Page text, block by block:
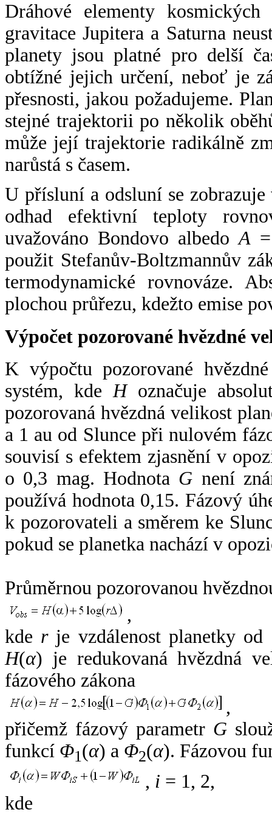
Dráhové elementy
gravitace Jupitera a Saturna
planety jsou platné pro delší
obtížné jejich určení, neboť je
přesnosti, jakou požadujeme.
stejné trajektorii po několik
může její trajektorie radikálně
narůstá s časem.
U přísluní a odsluní se
odhad efektivní teploty
uvažováno Bondovo albedoA
použit Stefanův-Boltzmannův
termodynamické rovnováze.
plochou průřezu, kdežto emise
Výpočet pozorované hvězdné
K výpočtu pozorované
systém, kde Hoznačuje
pozorovaná hvězdná velikost
a 1 au od Slunce při nulovém
souvisí s efektem zjasnění v
o 0,3 mag. Hodnota G není
používá hodnota 0,15. Fázový
k pozorovateli a směrem ke
pokud se planetka nachází v
Průměrnou pozorovanou
,
kde rje vzdálenost planetky od
H(α) je redukovaná hvězdná
fázového zákona
,
přičemž fázový parametr G
funkcí Φ1(α) a Φ2(α). Fázovou
, i = 1, 2,
kde